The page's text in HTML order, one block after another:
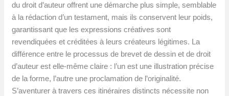
du droit d’auteur offrent une démarche plus simple, semblable
à la rédaction d’un testament, mais ils conservent leur poids,
garantissant que les expressions créatives sont
revendiquées et créditées à leurs créateurs légitimes. La
différence entre le processus de brevet de dessin et de droit
d’auteur est elle-même claire : l’un est une illustration précise
de la forme, l’autre une proclamation de l’originalité.
S’aventurer à travers ces itinéraires distincts nécessite non